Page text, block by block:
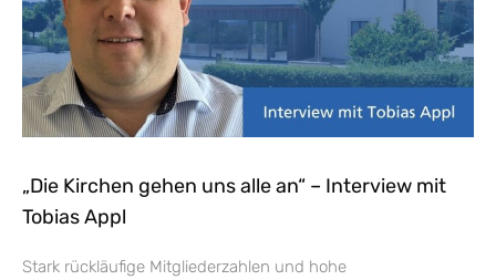
„Die Kirchen gehen uns alle an“ – Interview mit
Tobias Appl
Stark rückläufige Mitgliederzahlen und hohe